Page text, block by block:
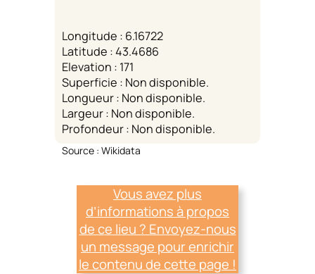
Longitude : 6.16722
Latitude : 43.4686
Elevation : 171
Superficie : Non disponible.
Longueur : Non disponible.
Largeur : Non disponible.
Profondeur : Non disponible.
Source : Wikidata
Vous avez plus
d’informations à propos
de ce lieu ? Envoyez-nous
un message pour enrichir
le contenu de cette page !